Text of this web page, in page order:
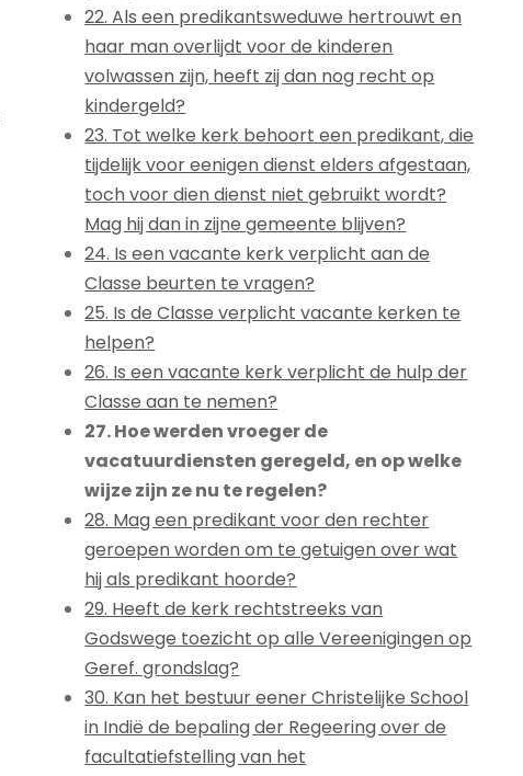
22. Als een predikantsweduwe hertrouwt en
haar man overlijdt voor de kinderen
volwassen zijn, heeft zij dan nog recht op
kindergeld?
23. Tot welke kerk behoort een predikant, die
tijdelijk voor eenigen dienst elders afgestaan,
toch voor dien dienst niet gebruikt wordt?
Mag hij dan in zijne gemeente blijven?
24. Is een vacante kerk verplicht aan de
Classe beurten te vragen?
25. Is de Classe verplicht vacante kerken te
helpen?
26. Is een vacante kerk verplicht de hulp der
Classe aan te nemen?
27. Hoe werden vroeger de
vacatuurdiensten geregeld, en op welke
wijze zijn ze nu te regelen?
28. Mag een predikant voor den rechter
geroepen worden om te getuigen over wat
hij als predikant hoorde?
29. Heeft de kerk rechtstreeks van
Godswege toezicht op alle Vereenigingen op
Geref. grondslag?
30. Kan het bestuur eener Christelijke School
in Indië de bepaling der Regeering over de
facultatiefstelling van het